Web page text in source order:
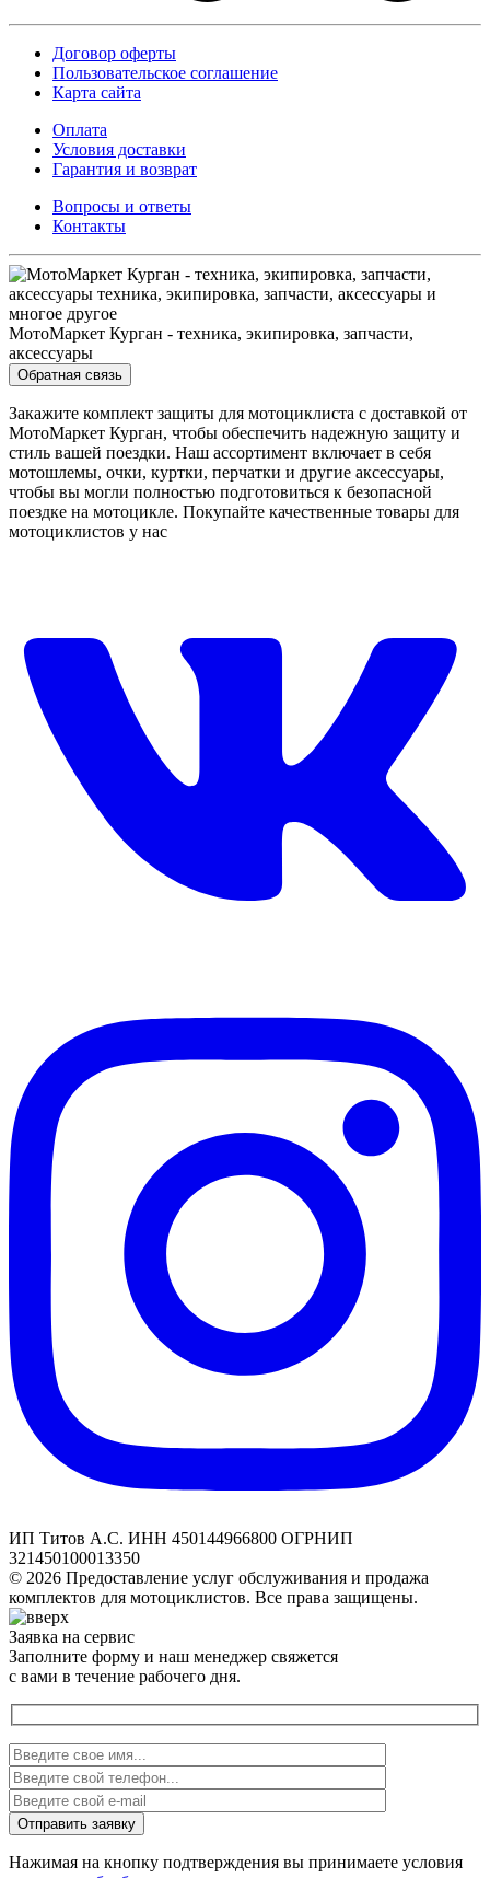
Договор оферты
Пользовательское соглашение
Карта сайта
Оплата
Условия доставки
Гарантия и возврат
Вопросы и ответы
Контакты
МотоМаркет Курган - техника, экипировка, запчасти,
аксессуары
Обратная связь
Закажите комплект защиты для мотоциклиста с доставкой от
МотоМаркет Курган, чтобы обеспечить надежную защиту и
стиль вашей поездки. Наш ассортимент включает в себя
мотошлемы, очки, куртки, перчатки и другие аксессуары,
чтобы вы могли полностью подготовиться к безопасной
поездке на мотоцикле. Покупайте качественные товары для
мотоциклистов у нас
ИП Титов А.С. ИНН 450144966800 ОГРНИП
321450100013350
© 2026 Предоставление услуг обслуживания и продажа
комплектов для мотоциклистов. Все права защищены.
Заявка на сервис
Заполните форму и наш менеджер свяжется
с вами в течение рабочего дня.
Нажимая на кнопку подтверждения вы принимаете условия